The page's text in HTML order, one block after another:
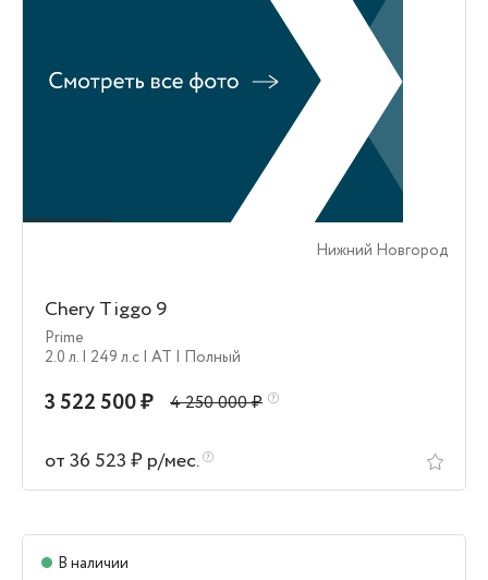
Нижний Новгород
Chery Tiggo 9
Prime
2.0 л. | 249 л.c | AT | Полный
3 522 500 ₽ 4 250 000 ₽
от 36 523 ₽ р/мес.
В наличии